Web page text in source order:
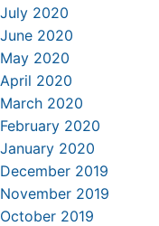
July 2020
June 2020
May 2020
April 2020
March 2020
February 2020
January 2020
December 2019
November 2019
October 2019